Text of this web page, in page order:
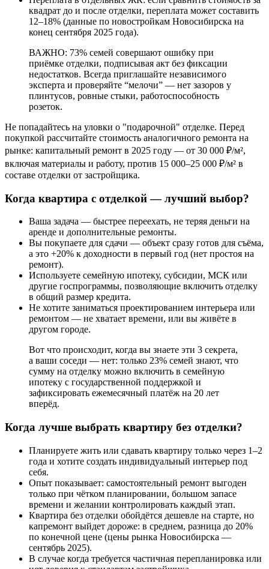
квадрат до и после отделки, переплата может составить
12–18% (данные по новостройкам Новосибирска на
конец сентября 2025 года).
ВАЖНО: 73% семей совершают ошибку при
приёмке отделки, подписывая акт без фиксации
недостатков. Всегда приглашайте независимого
эксперта и проверяйте “мелочи” — нет зазоров у
плинтусов, ровные стыки, работоспособность
розеток.
Не попадайтесь на уловки о "подарочной" отделке. Перед
покупкой рассчитайте стоимость аналогичного ремонта на
рынке: капитальный ремонт в 2025 году — от 30 000 ₽/м²,
включая материалы и работу, против 15 000–25 000 ₽/м² в
составе отделки от застройщика.
Когда квартира с отделкой — лучший выбор?
Ваша задача — быстрее переехать, не теряя деньги на
аренде и дополнительные ремонты.
Вы покупаете для сдачи — объект сразу готов для съёма,
а это +20% к доходности в первый год (нет простоя на
ремонт).
Используете семейную ипотеку, субсидии, МСК или
другие госпрограммы, позволяющие включить отделку
в общий размер кредита.
Не хотите заниматься проектированием интерьера или
ремонтом — не хватает времени, или вы живёте в
другом городе.
Вот что происходит, когда вы знаете эти 3 секрета,
а ваши соседи — нет: только 23% семей знают, что
сумму на отделку можно включить в семейную
ипотеку с государственной поддержкой и
зафиксировать ежемесячный платёж на 20 лет
вперёд.
Когда лучше выбрать квартиру без отделки?
Планируете жить или сдавать квартиру только через 1–2
года и хотите создать индивидуальный интерьер под
себя.
Опыт показывает: самостоятельный ремонт выгоден
только при чётком планировании, большом запасе
времени и желании контролировать каждый этап.
Квартира без отделки обойдётся дешевле на старте, но
капремонт выйдет дороже: в среднем, разница до 20%
по конечной цене (цены рынка Новосибирска —
сентябрь 2025).
В случае когда требуется частичная перепланировка или